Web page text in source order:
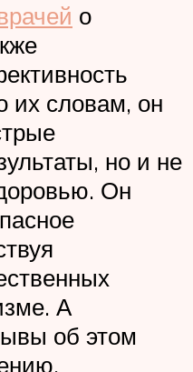
о
их словам, он
но и не
Он
А
об этом